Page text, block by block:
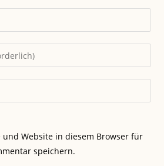
und Website in diesem Browser für
speichern.